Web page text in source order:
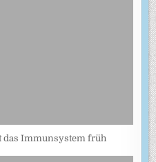
das Immunsystem früh